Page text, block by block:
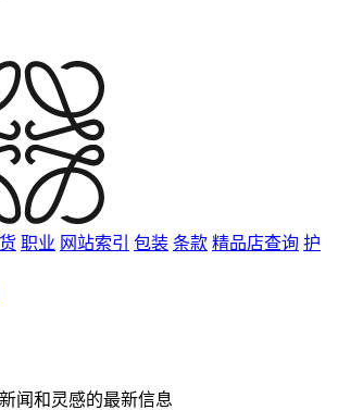
职业 网站索引 包装 条款 精品店查询 护
闻和灵感的最新信息